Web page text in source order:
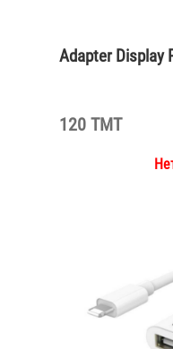
Adapter Display
120 TMT